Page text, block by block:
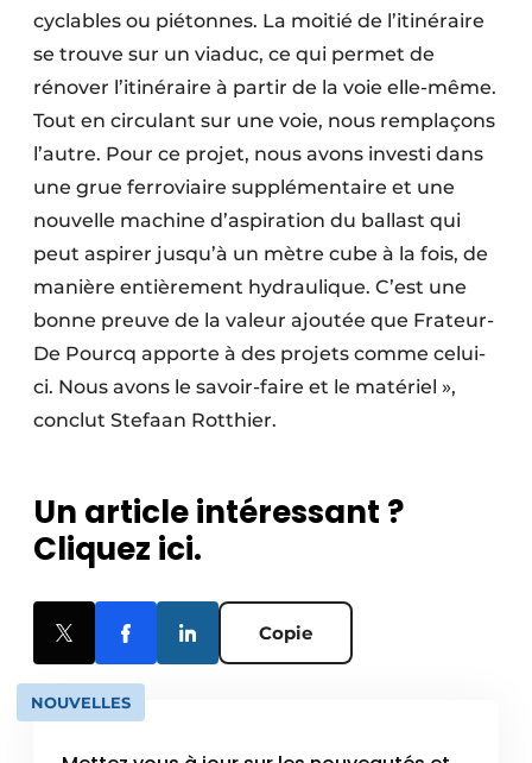
cyclables ou piétonnes. La moitié de l’itinéraire
se trouve sur un viaduc, ce qui permet de
rénover l’itinéraire à partir de la voie elle-même.
Tout en circulant sur une voie, nous remplaçons
l’autre. Pour ce projet, nous avons investi dans
une grue ferroviaire supplémentaire et une
nouvelle machine d’aspiration du ballast qui
peut aspirer jusqu’à un mètre cube à la fois, de
manière entièrement hydraulique. C’est une
bonne preuve de la valeur ajoutée que Frateur-
De Pourcq apporte à des projets comme celui-
ci. Nous avons le savoir-faire et le matériel »,
conclut Stefaan Rotthier.
Un article intéressant ?
Cliquez ici.
Copie
NOUVELLES